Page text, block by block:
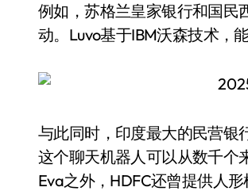
例如，苏格兰皇家银行和国民
动。Luvo基于IBM沃森技术，
与此同时，印度最大的民营银
这个聊天机器人可以从数千个
Eva之外，HDFC还曾提供人形